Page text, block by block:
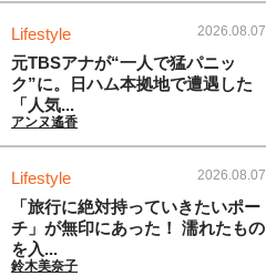
Lifestyle 2026.08.07
元TBSアナが“一人で猛パニッ
ク”に。日ハム本拠地で遭遇した
「人気...
アンヌ遙香
Lifestyle 2026.08.07
「旅行に絶対持っていきたいポー
チ」が無印にあった！ 濡れたもの
を入...
鈴木美奈子